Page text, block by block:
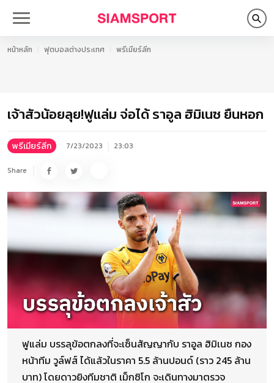
หน้าหลัก ฟุตบอลต่างประเทศ พรีเมียร์ลีก
เจ้าสัวน้อยลุย!ฟูแล่ม จ่อได้ ราอูล ฮิมิเนซ ยืนหอก
พรีเมียร์ลีก 7/23/2023 23:03
Share
ฟูแล่ม บรรลุข้อตกลงที่จะเซ็นสัญญากับ ราอูล ฮิมิเนซ กอง
หน้าทีม วูล์ฟส์ ได้แล้วในราคา 5.5 ล้านปอนด์ (ราว 245 ล้าน
บาท) โดยดาวยิงทีมชาติ เม็กซิโก จะเดินทางมาตรวจ